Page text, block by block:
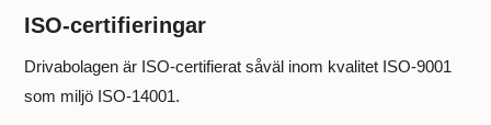
ISO-certifieringar
Drivabolagen är ISO-certifierat såväl inom kvalitet ISO-9001
som miljö ISO-14001.